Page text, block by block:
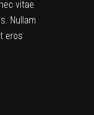
vitae
Nullam
eros